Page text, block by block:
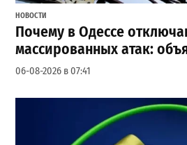
НОВОСТИ
Почему в Одессе
массированных атак:
06-08-2026 в 07:41